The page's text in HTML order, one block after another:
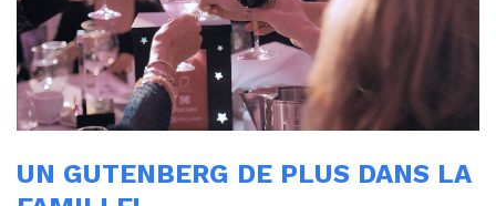
UN GUTENBERG DE PLUS DANS LA